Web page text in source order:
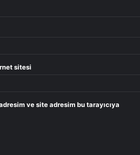
sitesi
ve site adresim bu tarayıcıya